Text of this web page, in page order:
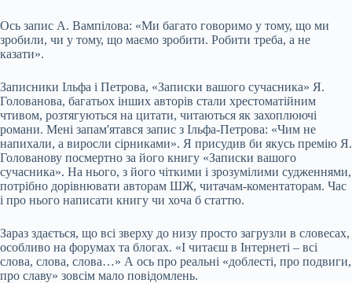
Ось запис А. Вампілова: «Ми багато говоримо у тому, що ми
зробили, чи у тому, що маємо зробити. Робити треба, а не
казати».
Записники Ільфа і Петрова, «Записки вашого сучасника» Я.
Голованова, багатьох інших авторів стали хрестоматійним
чтивом, розтягуються на цитати, читаються як захоплюючі
романи. Мені запам'ятався запис з Ільфа-Петрова: «Чим не
напихали, а виросли сірниками». Я присудив би якусь премію Я.
Голованову посмертно за його книгу «Записки вашого
сучасника». На нього, з його чіткими і зрозумілими судженнями,
потрібно дорівнювати авторам ШЖ, читачам-коментаторам. Час
і про нього написати книгу чи хоча б статтю.
Зараз здається, що всі зверху до низу просто загрузли в словесах,
особливо на форумах та блогах. «І читаєш в Інтернеті – всі
слова, слова, слова…» А ось про реальні «доблесті, про подвиги,
про славу» зовсім мало повідомлень.